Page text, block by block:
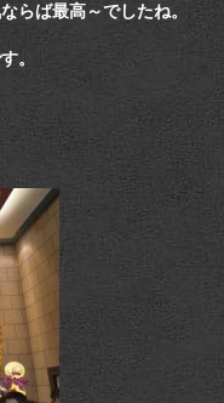
らば最高～でしたね。
。